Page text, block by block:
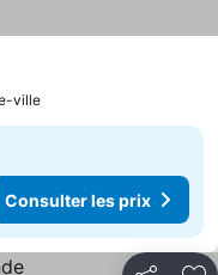
ville
Consulter les prix